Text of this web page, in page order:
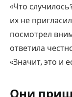
«Что
их не
посмотрел
ответила
«Значит, это и